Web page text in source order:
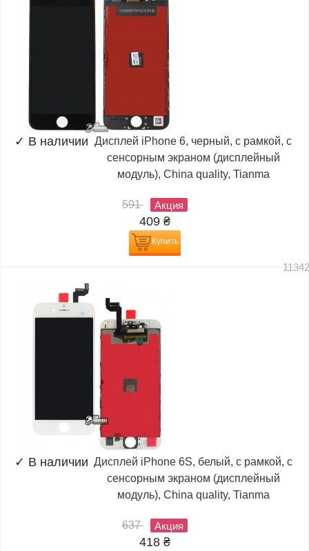
✓ В наличии Дисплей iPhone 6, черный, с рамкой, с
сенсорным экраном (дисплейный
модуль), China quality, Tianma
591 Акция
409 ₴
Купить
✓ В наличии Дисплей iPhone 6S, белый, с рамкой, с
сенсорным экраном (дисплейный
модуль), China quality, Tianma
637 Акция
418 ₴